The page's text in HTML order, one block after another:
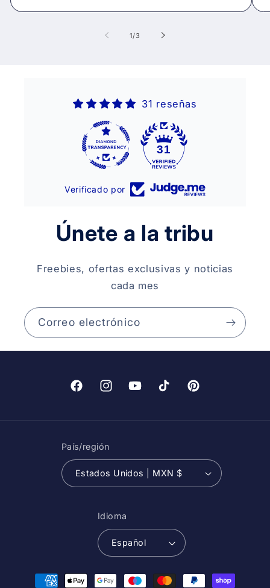
1/de
3
31 reseñas
31
Verificado por
Únete a la tribu
Freebies, ofertas exclusivas y noticias
cada mes
Correo electrónico
FacebookInstagramYouTubeTikTok Pinterest
País/región
Estados Unidos | MXN $
Idioma
Español
Formas